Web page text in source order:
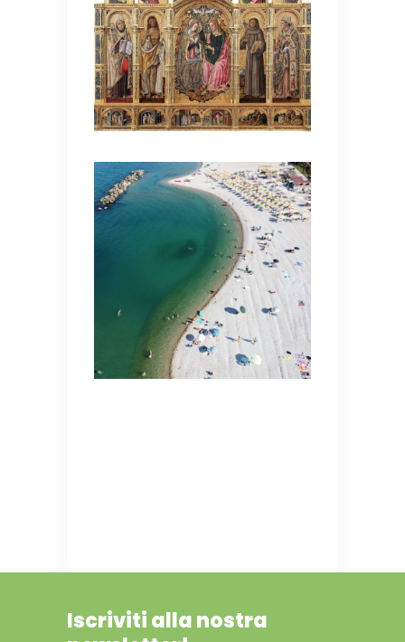
Iscriviti alla nostra